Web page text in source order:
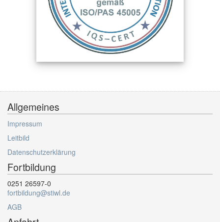
Allgemeines
Impressum
Leitbild
Datenschutzerklärung
Fortbildung
0251 26597-0
fortbildung@stiwl.de
AGB